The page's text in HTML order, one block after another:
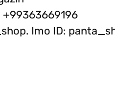
+99363669196
Imo ID: